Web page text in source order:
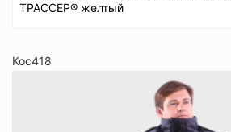
ТРАССЕР® желтый
Кос418